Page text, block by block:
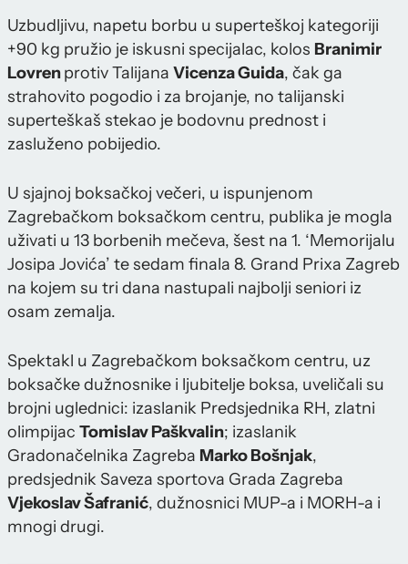
Uzbudljivu, napetu borbu u superteškoj kategoriji
+90 kg pružio je iskusni specijalac, kolos Branimir
Lovrenprotiv Talijana Vicenza Guida, čak ga
strahovito pogodio i za brojanje, no talijanski
superteškaš stekao je bodovnu prednost i
zasluženo pobijedio.
U sjajnoj boksačkoj večeri, u ispunjenom
Zagrebačkom boksačkom centru, publika je mogla
uživati u 13 borbenih mečeva, šest na 1. ‘Memorijalu
Josipa Jovića’ te sedam finala 8. Grand Prixa Zagreb
na kojem su tri dana nastupali najbolji seniori iz
osam zemalja.
Spektakl u Zagrebačkom boksačkom centru, uz
boksačke dužnosnike i ljubitelje boksa, uveličali su
brojni uglednici: izaslanik Predsjednika RH, zlatni
olimpijac Tomislav Paškvalin; izaslanik
Gradonačelnika Zagreba Marko Bošnjak,
predsjednik Saveza sportova Grada Zagreba
Vjekoslav Šafranić, dužnosnici MUP-a i MORH-a i
mnogi drugi.